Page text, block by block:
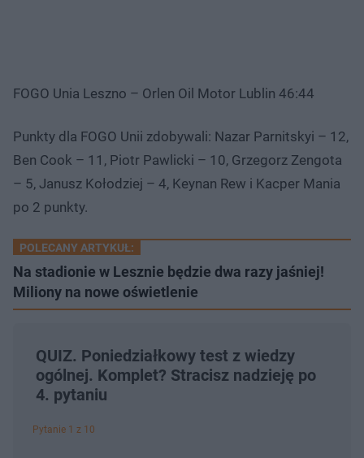
FOGO Unia Leszno – Orlen Oil Motor Lublin 46:44
Punkty dla FOGO Unii zdobywali: Nazar Parnitskyi – 12,
Ben Cook – 11, Piotr Pawlicki – 10, Grzegorz Zengota
– 5, Janusz Kołodziej – 4, Keynan Rew i Kacper Mania
po 2 punkty.
POLECANY ARTYKUŁ:
Na stadionie w Lesznie będzie dwa razy jaśniej!
Miliony na nowe oświetlenie
QUIZ. Poniedziałkowy test z wiedzy
ogólnej. Komplet? Stracisz nadzieję po
4. pytaniu
Pytanie 1 z 10